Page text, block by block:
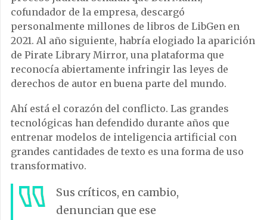
cofundador de la empresa, descargó
personalmente millones de libros de LibGen en
2021. Al año siguiente, habría elogiado la aparición
de Pirate Library Mirror, una plataforma que
reconocía abiertamente infringir las leyes de
derechos de autor en buena parte del mundo.
Ahí está el corazón del conflicto. Las grandes
tecnológicas han defendido durante años que
entrenar modelos de inteligencia artificial con
grandes cantidades de texto es una forma de uso
transformativo.
Sus críticos, en cambio,
denuncian que ese